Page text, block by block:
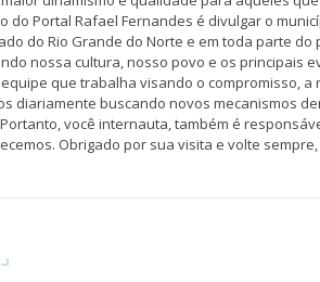
do Portal Rafael Fernandes é divulgar o
do Rio Grande do Norte e em toda parte do
nossa cultura, nosso povo e os principais
que trabalha visando o compromisso,
diariamente buscando novos mecanismos
você internauta, também é
Obrigado por sua visita e volte